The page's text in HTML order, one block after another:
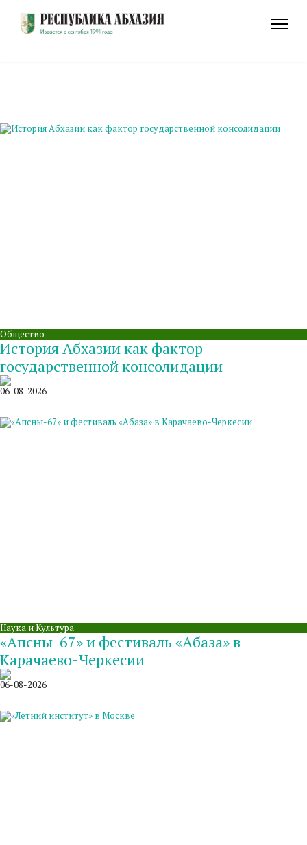
Общество
История Абхазии как фактор
государственной консолидации
06-08-2026
Наука и Культура
«Апсны-67» и фестиваль «Абаза» в
Карачаево-Черкесии
06-08-2026